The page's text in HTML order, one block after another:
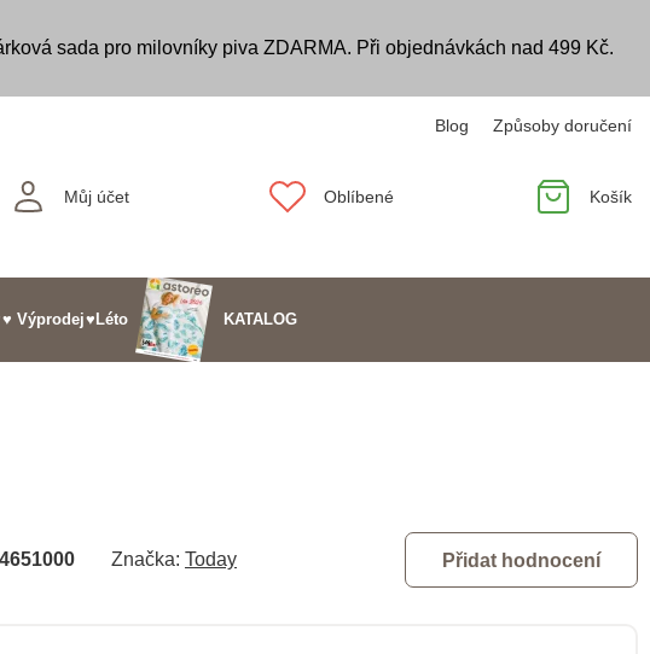
sada pro milovníky piva ZDARMA. Při objednávkách nad 499 Kč.
Blog Způsoby doručení
Můj účet Oblíbené Košík
♥ Výprodej♥Léto KATALOG
Značka: Today Přidat hodnocení